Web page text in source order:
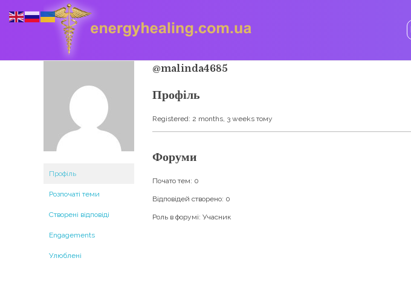
Профіль
Розпочаті теми
Створені відповіді
Engagements
Улюблені
@malinda4685
Профіль
Registered: 2 months, 3 weeks тому
Форуми
Почато тем: 0
Відповідей створено: 0
Роль в форумі: Учасник